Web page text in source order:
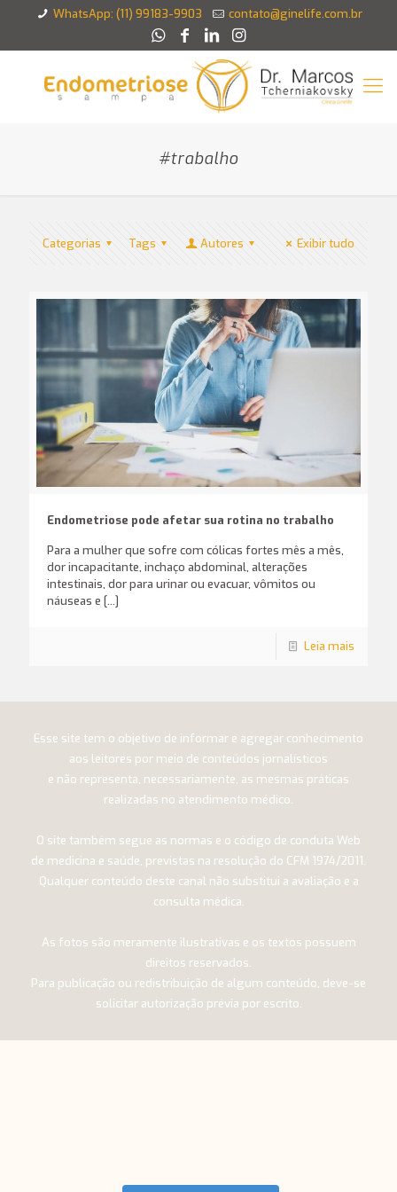
WhatsApp: (11) 99183-9903 contato@ginelife.com.br
#trabalho
Categorias Tags Autores Exibir tudo
Endometriose pode afetar sua rotina no trabalho
Para a mulher que sofre com cólicas fortes mês a mês,
dor incapacitante, inchaço abdominal, alterações
intestinais, dor para urinar ou evacuar, vômitos ou
náuseas e […]
Leia mais
Esse site tem o objetivo de informar e agregar conhecimento
aos leitores por meio de conteúdos jornalísticos
e não representa, necessariamente, as mesmas práticas
realizadas no atendimento médico.
O site também segue as normas e o código de conduta Web
de medicina e saúde, previstas na resolução do CFM 1974/2011.
Qualquer conteúdo deste canal não substitui a avaliação e a
consulta médica.
As fotos são meramente ilustrativas e os textos possuem
direitos reservados.
Para publicação ou redistribuição de algum conteúdo, deve-se
solicitar autorização prévia por escrito.